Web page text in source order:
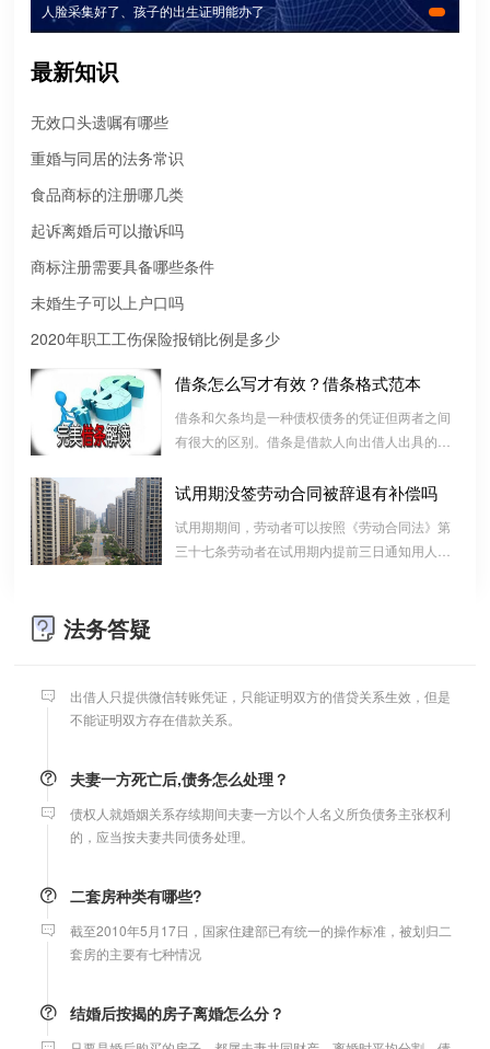
人脸采集好了、孩子的出生证明能办了
最新知识
无效口头遗嘱有哪些
重婚与同居的法务常识
食品商标的注册哪几类
起诉离婚后可以撤诉吗
商标注册需要具备哪些条件
未婚生子可以上户口吗
2020年职工工伤保险报销比例是多少
借条怎么写才有效？借条格式范本
借条和欠条均是一种债权债务的凭证但两者之间
有很大的区别。借条是借款人向出借人出具的借
系，而欠条是双方基于以前的经济往来而进行结
往来的结算，仅是代表一种纯粹的债权债务关系
并不代表借款合同关系。因此借款时宜写“借
试用期没签劳动合同被辞退有补偿吗
试用期期间，劳动者可以按照《劳动合同法》第
三十七条劳动者在试用期内提前三日通知用人单
法务答疑
微信转账凭证能证明存在借款关系吗？
不能证明双方存在借款关系。
婚前协议
婚前协议的主要目的是对双方各自的财产和债务范围以及权利归属
婚内财产公证在哪边公证处申请
夫妻财产约定协议公证由当事人一方的住所地或协议签订地公证处
支票有效期
支票有效期是10天，法定节假日可以顺延。
不能证明双方存在借款关系。
夫妻一方死亡后,债务怎么处理？
的，应当按夫妻共同债务处理。
二套房种类有哪些?
套房的主要有七种情况
结婚后按揭的房子离婚怎么分？